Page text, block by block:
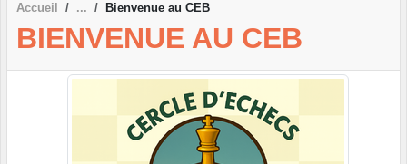
Accueil Bienvenue au CEB
BIENVENUE AU CEB